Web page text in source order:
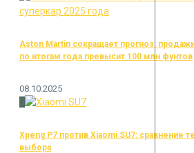
Aston Martin сокращает прогноз:
по итогам года превысит 100 млн фунтов
08.10.2025
3
Xpeng P7 против Xiaomi SU7: сравнение
выбора